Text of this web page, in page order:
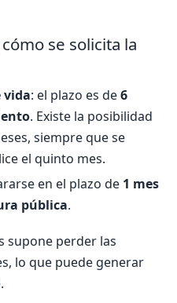
se solicita la
vida: el plazo es de6
. Existe la posibilidad
siempre que se
el quinto mes.
en el plazo de 1 mes
pública.
supone perder las
lo que puede generar